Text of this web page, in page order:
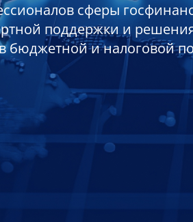
сферы
поддержки и
бюджетной и налоговой